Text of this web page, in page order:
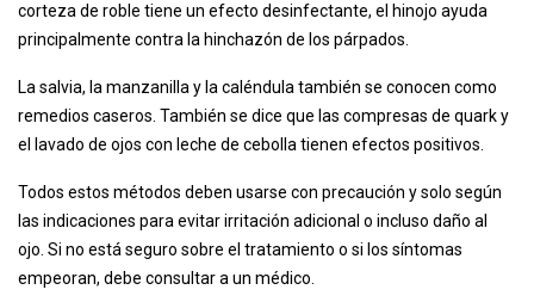
corteza de roble tiene un efecto desinfectante, el hinojo ayuda
principalmente contra la hinchazón de los párpados.
La salvia, la manzanilla y la caléndula también se conocen como
remedios caseros. También se dice que las compresas de quark y
el lavado de ojos con leche de cebolla tienen efectos positivos.
Todos estos métodos deben usarse con precaución y solo según
las indicaciones para evitar irritación adicional o incluso daño al
ojo. Si no está seguro sobre el tratamiento o si los síntomas
empeoran, debe consultar a un médico.